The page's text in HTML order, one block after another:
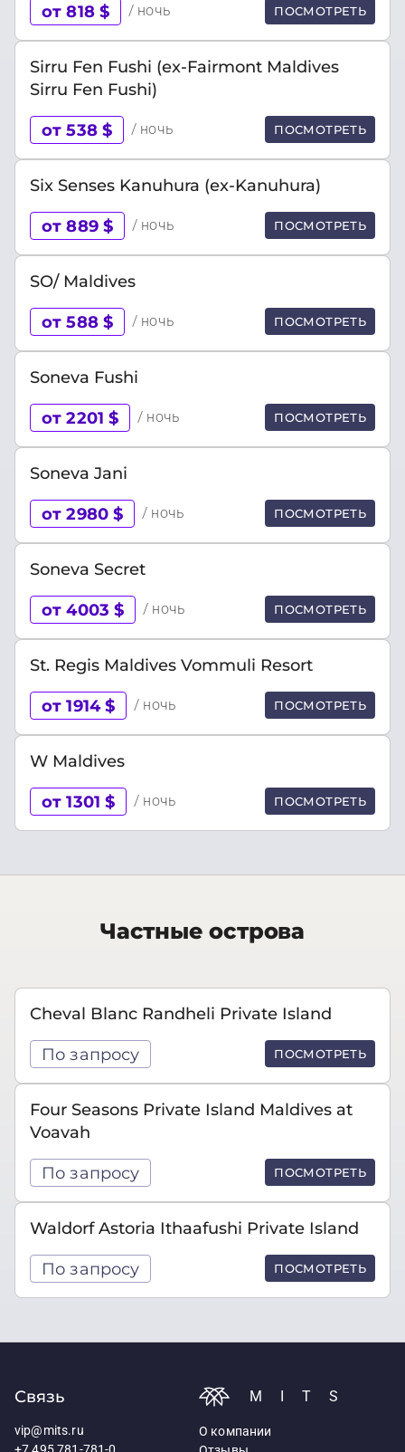
от 818 $ / ночь ПОСМОТРЕТЬ
Sirru Fen Fushi (ex-Fairmont Maldives
Sirru Fen Fushi)
от 538 $ / ночь ПОСМОТРЕТЬ
Six Senses Kanuhura (ex-Kanuhura)
от 889 $ / ночь ПОСМОТРЕТЬ
SO/ Maldives
от 588 $ / ночь ПОСМОТРЕТЬ
Soneva Fushi
от 2201 $ / ночь ПОСМОТРЕТЬ
Soneva Jani
от 2980 $ / ночь ПОСМОТРЕТЬ
Soneva Secret
от 4003 $ / ночь ПОСМОТРЕТЬ
St. Regis Maldives Vommuli Resort
от 1914 $ / ночь ПОСМОТРЕТЬ
W Maldives
от 1301 $ / ночь ПОСМОТРЕТЬ
Частные острова
Cheval Blanc Randheli Private Island
По запросу ПОСМОТРЕТЬ
Four Seasons Private Island Maldives at
Voavah
По запросу ПОСМОТРЕТЬ
Waldorf Astoria Ithaafushi Private Island
По запросу ПОСМОТРЕТЬ
Связь
vip@mits.ru
MITS
О компании